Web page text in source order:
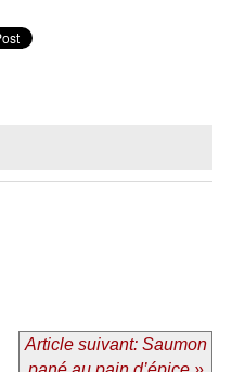
Article suivant: Saumon